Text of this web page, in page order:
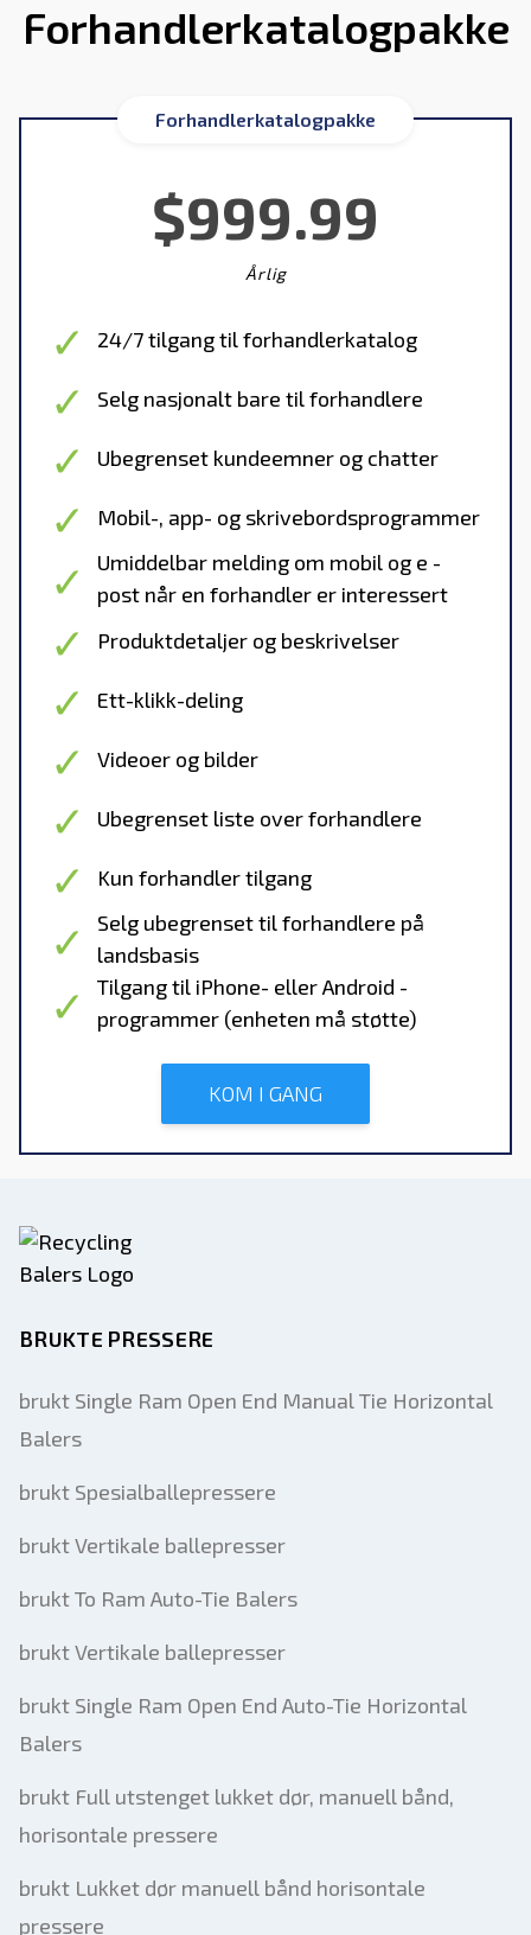
Forhandlerkatalogpakke
Forhandlerkatalogpakke
$999.99
Årlig
24/7 tilgang til forhandlerkatalog
Selg nasjonalt bare til forhandlere
Ubegrenset kundeemner og chatter
Mobil-, app- og skrivebordsprogrammer
Umiddelbar melding om mobil og e -
post når en forhandler er interessert
Produktdetaljer og beskrivelser
Ett-klikk-deling
Videoer og bilder
Ubegrenset liste over forhandlere
Kun forhandler tilgang
Selg ubegrenset til forhandlere på
landsbasis
Tilgang til iPhone- eller Android -
programmer (enheten må støtte)
KOM I GANG
BRUKTE PRESSERE
brukt Single Ram Open End Manual Tie Horizontal
Balers
brukt Spesialballepressere
brukt Vertikale ballepresser
brukt To Ram Auto-Tie Balers
brukt Vertikale ballepresser
brukt Single Ram Open End Auto-Tie Horizontal
Balers
brukt Full utstenget lukket dør, manuell bånd,
horisontale pressere
brukt Lukket dør manuell bånd horisontale
pressere